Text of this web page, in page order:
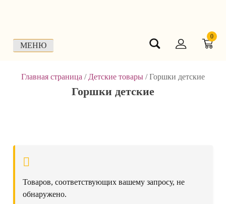
МЕНЮ
0
Главная страница / Детские товары /Горшки детские
Горшки детские
Товаров, соответствующих вашему запросу, не
обнаружено.